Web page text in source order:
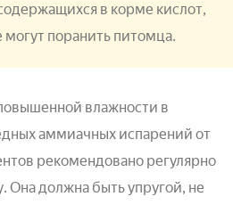
в корме кислот,
могут поранить питомца.
влажности в
аммиачных испарений от
рекомендовано регулярно
Она должна быть упругой, не